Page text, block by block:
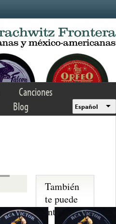
Canciones
Blog Español
También
te puede
interesar...